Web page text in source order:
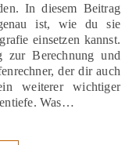
In diesem Beitrag
ist, wie du sie
einsetzen kannst.
zur Berechnung und
der dir auch
weiterer wichtiger
Was…